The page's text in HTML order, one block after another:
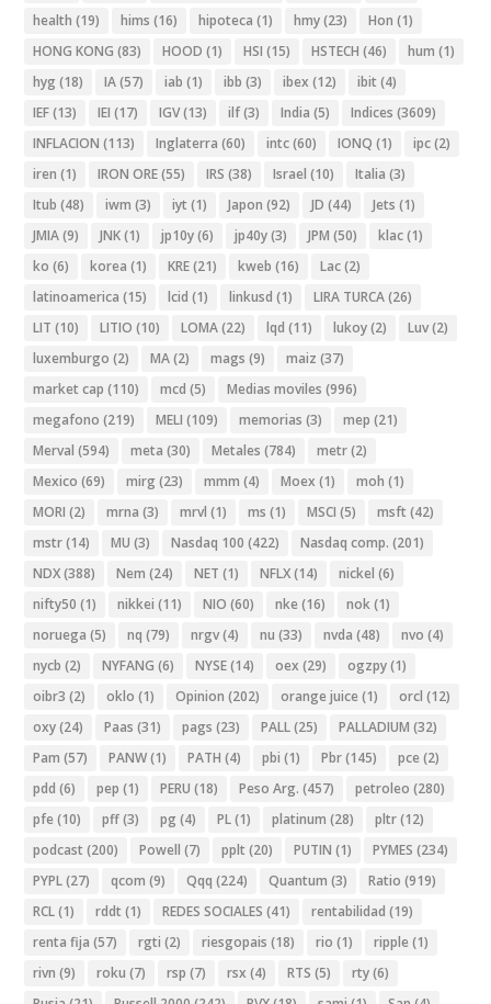
health (19) hims (16) hipoteca (1) hmy(23) Hon (1)
HONG KONG (83) HOOD (1) HSI (15) HSTECH (46) hum (1)
hyg (18) IA(57) iab (1) ibb (3) ibex (12) ibit (4)
IEF(13) IEI (17) IGV(13) ilf(3) India (5) Indices (3609)
INFLACION (113) Inglaterra (60) intc(60) IONQ (1) ipc(2)
iren (1) IRON ORE(55) IRS (38) Israel (10) Italia (3)
Itub (48) iwm (3) iyt (1) Japon (92) JD (44) Jets (1)
JMIA(9) JNK(1) jp10y(6) jp40y(3) JPM (50) klac(1)
ko (6) korea (1) KRE(21) kweb (16) Lac(2)
latinoamerica (15) lcid (1) linkusd (1) LIRA TURCA(26)
LIT (10) LITIO (10) LOMA(22) lqd (11) lukoy(2) Luv(2)
luxemburgo (2) MA(2) mags (9) maiz (37)
market cap (110) mcd (5) Medias moviles (996)
megafono (219) MELI (109) memorias (3) mep (21)
Merval (594) meta (30) Metales (784) metr(2)
Mexico (69) mirg (23) mmm (4) Moex (1) moh (1)
MORI (2) mrna (3) mrvl (1) ms (1) MSCI (5) msft (42)
mstr(14) MU (3) Nasdaq 100 (422) Nasdaq comp. (201)
NDX(388) Nem (24) NET (1) NFLX(14) nickel (6)
nifty50 (1) nikkei (11) NIO (60) nke (16) nok(1)
noruega (5) nq (79) nrgv(4) nu (33) nvda (48) nvo (4)
nycb (2) NYFANG (6) NYSE(14) oex (29) ogzpy(1)
oibr3 (2) oklo (1) Opinion (202) orange juice (1) orcl (12)
oxy(24) Paas (31) pags (23) PALL(25) PALLADIUM (32)
Pam (57) PANW(1) PATH (4) pbi (1) Pbr(145) pce (2)
pdd (6) pep (1) PERU (18) Peso Arg. (457) petroleo (280)
pfe (10) pff(3) pg (4) PL(1) platinum (28) pltr(12)
podcast (200) Powell (7) pplt (20) PUTIN (1) PYMES (234)
PYPL(27) qcom (9) Qqq (224) Quantum (3) Ratio (919)
RCL(1) rddt (1) REDES SOCIALES (41) rentabilidad (19)
renta fija (57) rgti (2) riesgopais (18) rio (1) ripple (1)
rivn (9) roku (7) rsp (7) rsx (4) RTS (5) rty(6)